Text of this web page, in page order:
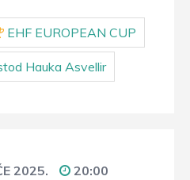
EHF EUROPEAN CUP
Hauka Asvellir
2025. 20:00